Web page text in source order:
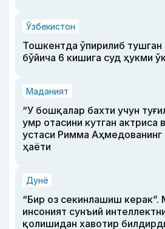
Ўзбекистон
Тошкентда ўпирилиб тушган
бўйича 6 кишига суд ҳукми
Маданият
“У бошқалар бахти учун
умр отасини кутган актриса
устаси Римма Аҳмедованинг
ҳаёти
Дунё
“Бир оз секинлашиш керак”.
инсоният сунъий
қолишидан хавотир